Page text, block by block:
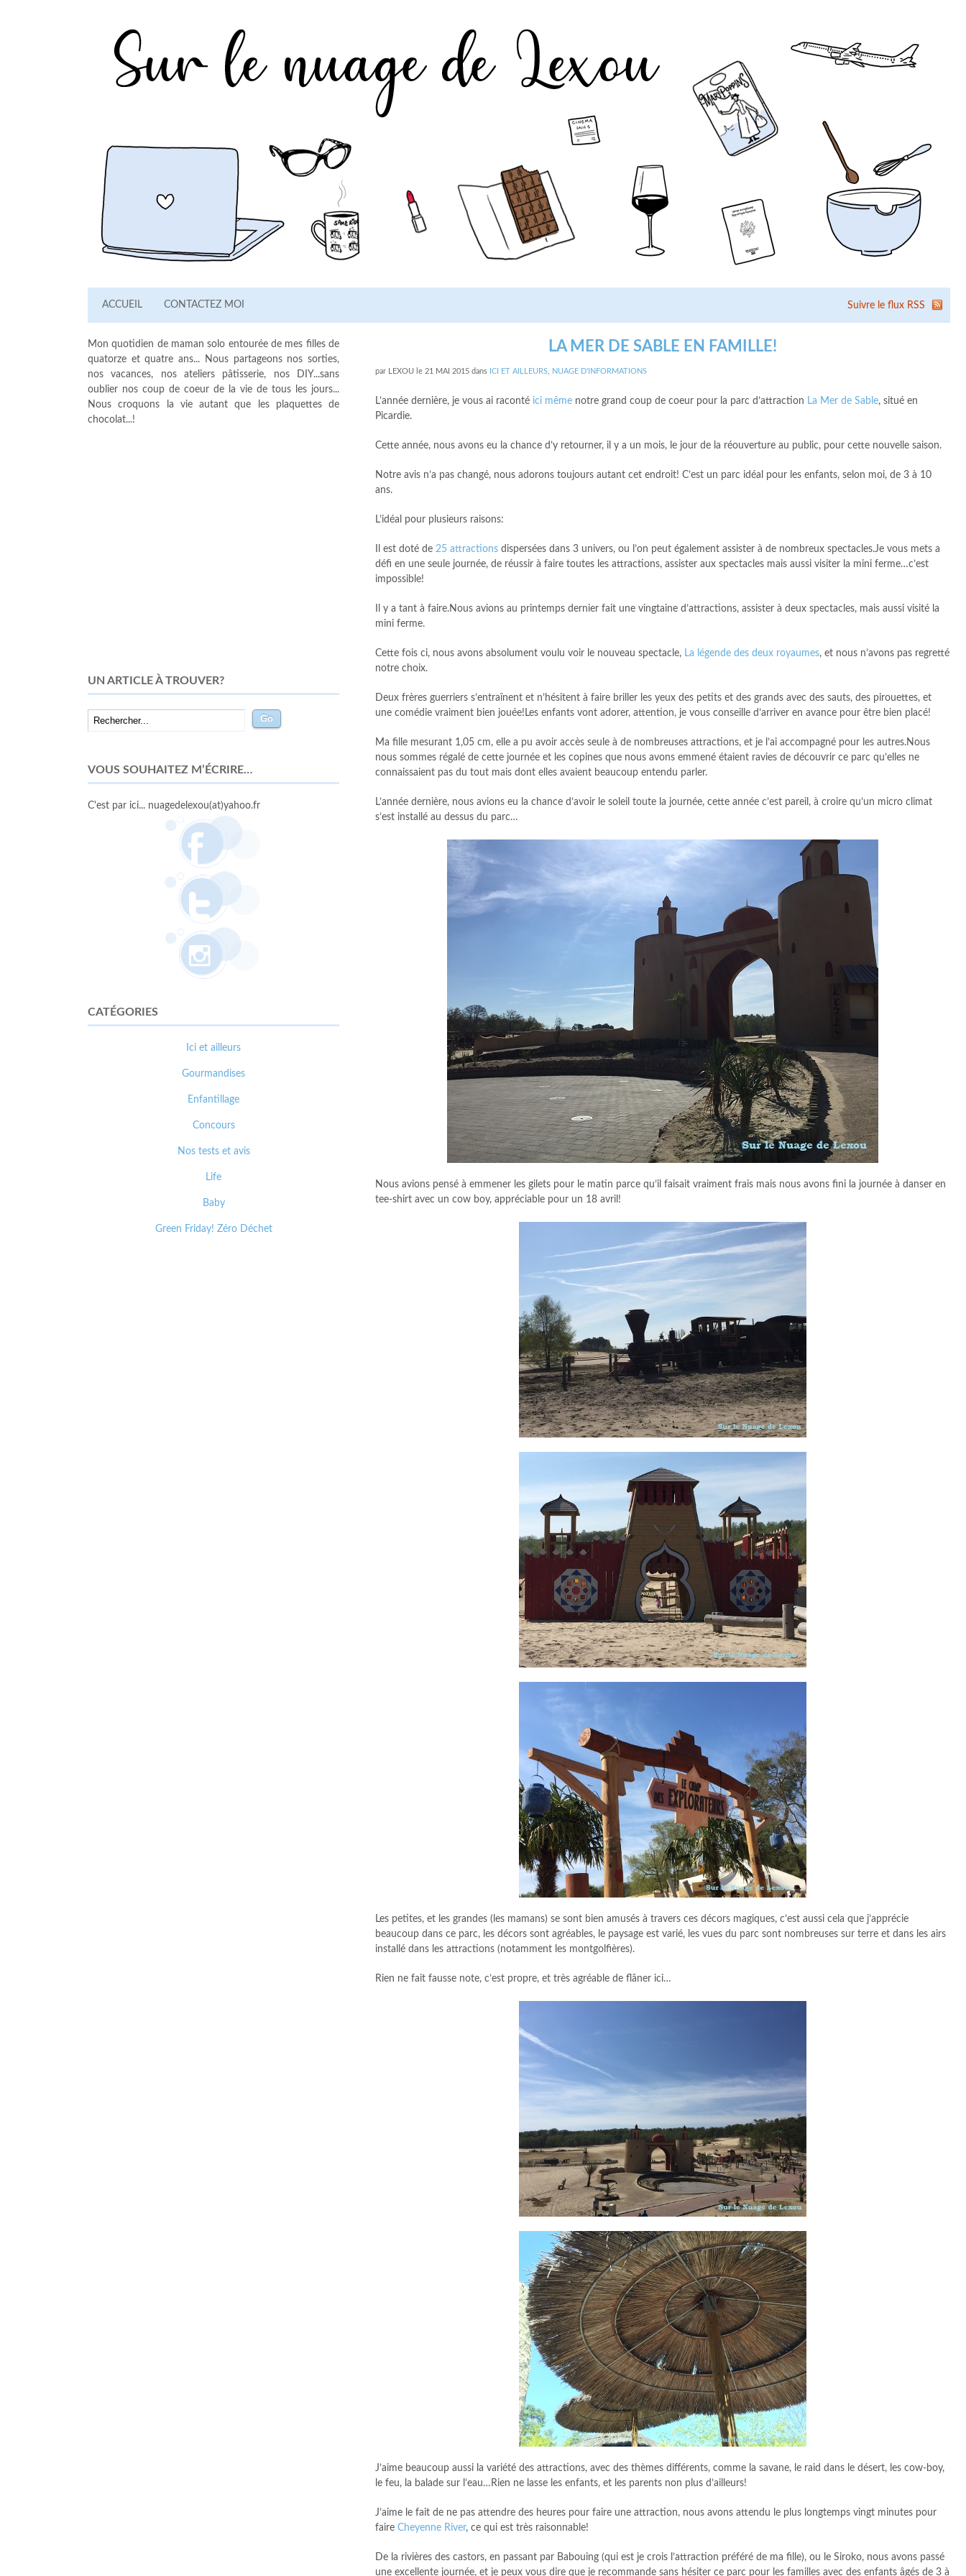
ACCUEIL CONTACTEZ MOI Suivre le flux RSS
LA MER DE SABLE EN FAMILLE!
par LEXOU le 21 MAI 2015 dans ICI ET AILLEURS NUAGE D'INFORMATIONS
L’année dernière, je vous ai raconté ici même notre grand coup de coeur pour la parc d’attraction La Mer de Sable, situé en
Picardie.
Cette année, nous avons eu la chance d’y retourner, il y a un mois, le jour de la réouverture au public, pour cette nouvelle saison.
Notre avis n’a pas changé, nous adorons toujours autant cet endroit! C’est un parc idéal pour les enfants, selon moi, de 3 à 10
ans.
L’idéal pour plusieurs raisons:
Il est doté de 25 attractions dispersées dans 3 univers, ou l’on peut également assister à de nombreux spectacles.Je vous mets a
défi en une seule journée, de réussir à faire toutes les attractions, assister aux spectacles mais aussi visiter la mini ferme…c’est
impossible!
Il y a tant à faire.Nous avions au printemps dernier fait une vingtaine d’attractions, assister à deux spectacles, mais aussi visité la
mini ferme.
Cette fois ci, nous avons absolument voulu voir le nouveau spectacle, La légende des deux royaumes, et nous n’avons pas regretté
notre choix.
Deux frères guerriers s’entraînent et n’hésitent à faire briller les yeux des petits et des grands avec des sauts, des pirouettes, et
une comédie vraiment bien jouée!Les enfants vont adorer, attention, je vous conseille d’arriver en avance pour être bien placé!
Ma fille mesurant 1,05 cm, elle a pu avoir accès seule à de nombreuses attractions, et je l’ai accompagné pour les autres.Nous
nous sommes régalé de cette journée et les copines que nous avons emmené étaient ravies de découvrir ce parc qu’elles ne
connaissaient pas du tout mais dont elles avaient beaucoup entendu parler.
L’année dernière, nous avions eu la chance d’avoir le soleil toute la journée, cette année c’est pareil, à croire qu’un micro climat
s’est installé au dessus du parc…
Nous avions pensé à emmener les gilets pour le matin parce qu’il faisait vraiment frais mais nous avons fini la journée à danser en
tee-shirt avec un cow boy, appréciable pour un 18 avril!
Les petites, et les grandes (les mamans) se sont bien amusés à travers ces décors magiques, c’est aussi cela que j’apprécie
beaucoup dans ce parc, les décors sont agréables, le paysage est varié, les vues du parc sont nombreuses sur terre et dans les airs
installé dans les attractions (notamment les montgolfières).
Rien ne fait fausse note, c’est propre, et très agréable de flâner ici…
J’aime beaucoup aussi la variété des attractions, avec des thèmes différents, comme la savane, le raid dans le désert, les cow-boy,
le feu, la balade sur l’eau…Rien ne lasse les enfants, et les parents non plus d’ailleurs!
J’aime le fait de ne pas attendre des heures pour faire une attraction, nous avons attendu le plus longtemps vingt minutes pour
faire Cheyenne River, ce qui est très raisonnable!
De la rivières des castors, en passant par Babouing (qui est je crois l’attraction préféré de ma fille), ou le Siroko, nous avons passé
une excellente journée, et je peux vous dire que je recommande sans hésiter ce parc pour les familles avec des enfants âgés de 3 à
Mon quotidien de maman solo entourée de mes filles de
quatorze et quatre ans... Nous partageons nos sorties,
nos vacances, nos ateliers pâtisserie, nos DIY...sans
oublier nos coup de coeur de la vie de tous les jours...
Nous croquons la vie autant que les plaquettes de
chocolat...!
UN ARTICLE À TROUVER?
VOUS SOUHAITEZ M’ÉCRIRE…
C'est par ici... nuagedelexou(at)yahoo.fr
CATÉGORIES
Ici et ailleurs
Gourmandises
Enfantillage
Concours
Nos tests et avis
Life
Baby
Green Friday! Zéro Déchet